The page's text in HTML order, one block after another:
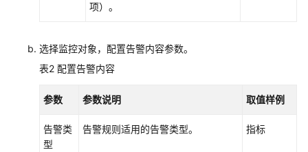
护
过
全
链
项）。
选择监控对象，配置告警内容参数。
表2 配置告警内容
参数 参数说明 取值样例
告警类
型
告警规则适用的告警类型。 指标